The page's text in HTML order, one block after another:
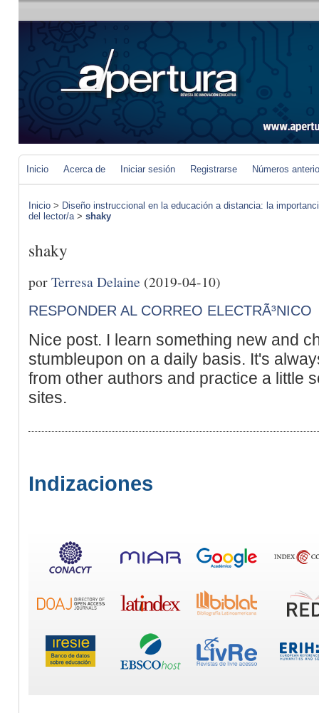
Inicio Acerca de Iniciar sesión Registrarse Números
Inicio > Diseño instruccional en la educación a distancia: la
del lector/a> shaky
shaky
porTerresa Delaine (2019-04-10)
RESPONDER AL CORREO ELECTRÃ³NICO
Nice post. I learn something new and
stumbleupon on a daily basis. It's
from other authors and practice a little
sites.
Indizaciones